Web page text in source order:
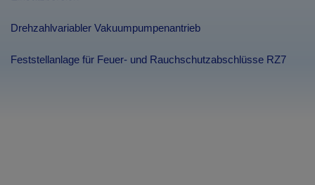
Drehzahlvariabler Vakuumpumpenantrieb
Feststellanlage für Feuer- und Rauchschutzabschlüsse RZ7